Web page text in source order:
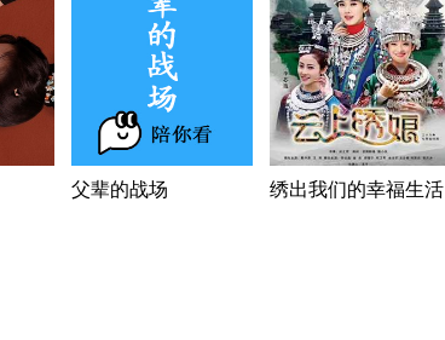
父辈的战场 绣出我们的幸福生活